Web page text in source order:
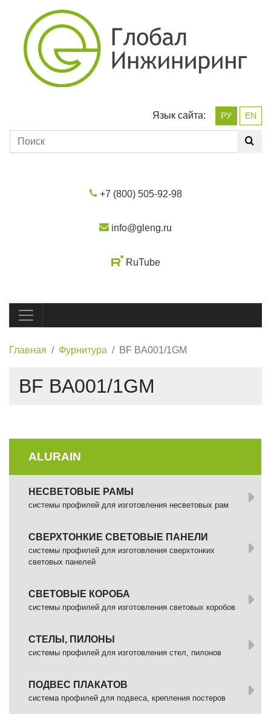
Язык сайта: РУ EN
+7 (800) 505-92-98
info@gleng.ru
RuTube
Главная Фурнитура BF BA001/1GM
BF BA001/1GM
ALURAIN
НЕСВЕТОВЫЕ РАМЫ
системы профилей для изготовления несветовых рам
СВЕРХТОНКИЕ СВЕТОВЫЕ ПАНЕЛИ
системы профилей для изготовления сверхтонких
световых панелей
СВЕТОВЫЕ КОРОБА
системы профилей для изготовления световых коробов
СТЕЛЫ, ПИЛОНЫ
системы профилей для изготовления стел, пилонов
ПОДВЕС ПЛАКАТОВ
система профилей для подвеса, крепления постеров